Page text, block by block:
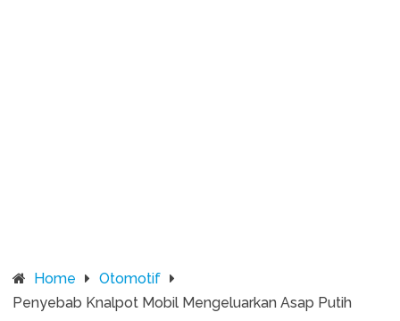
Home
Otomotif
Penyebab Knalpot Mobil Mengeluarkan Asap Putih